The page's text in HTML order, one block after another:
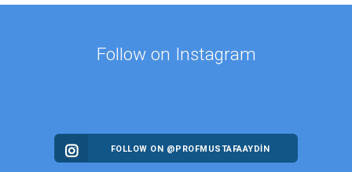
Follow on Instagram
FOLLOW ON @PROFMUSTAFAAYDIN